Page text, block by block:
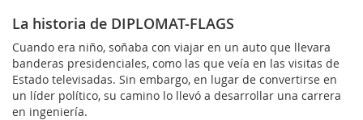
La historia de DIPLOMAT-FLAGS
Cuando era niño, soñaba con viajar en un auto que llevara
banderas presidenciales, como las que veía en las visitas de
Estado televisadas. Sin embargo, en lugar de convertirse en
un líder político, su camino lo llevó a desarrollar una carrera
en ingeniería.